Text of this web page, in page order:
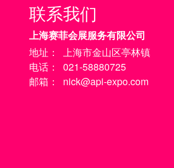
联系我们
上海赛菲会展服务有限公司
地址：
上海市金山区亭林镇
电话：
021-58880725
邮箱：
nick@api-expo.com